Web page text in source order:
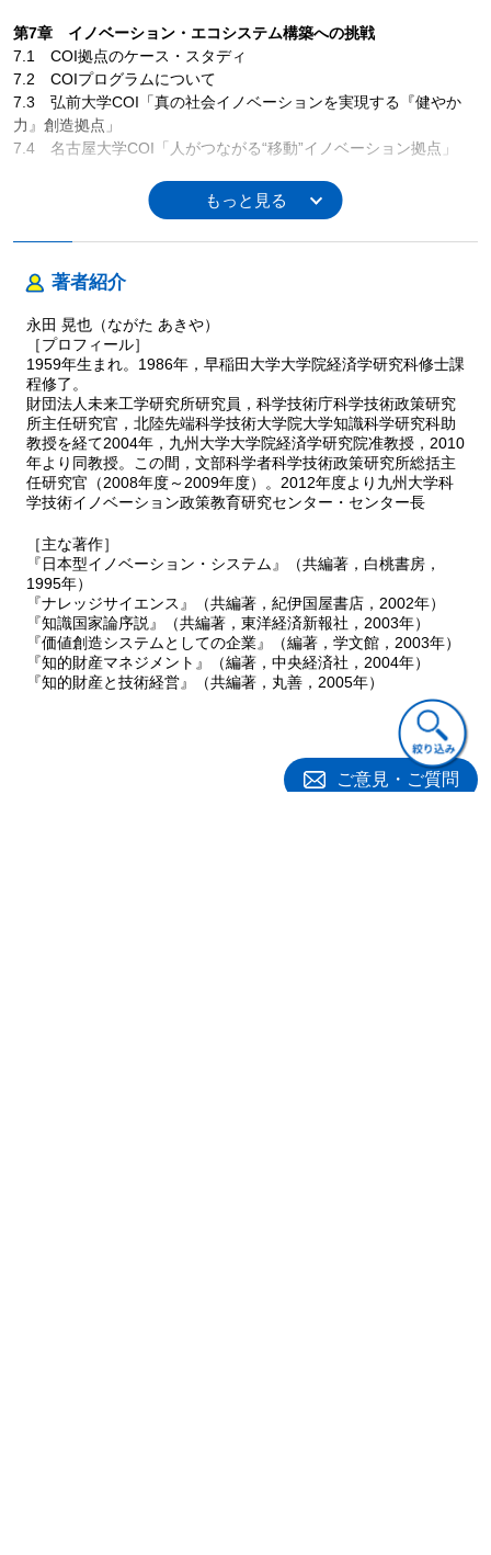
第7章 イノベーション・エコシステム構築への挑戦
7.1 COI拠点のケース・スタディ
7.2 COIプログラムについて
7.3 弘前大学COI「真の社会イノベーションを実現する『健やか
力』創造拠点」
7.4 名古屋大学COI「人がつながる“移動”イノベーション拠点」
第8章 イノベーション・エコシステムの構築をめぐる事業評価に
8.1 ここまでの経路
8.3 評価項目の検討
付記：共創の場の形成に向けて
著者紹介
永田 晃也（ながた あきや）
［プロフィール］
1959年生まれ。1986年，早稲田大学大学院経済学研究科修士課
程修了。
財団法人未来工学研究所研究員，科学技術庁科学技術政策研究
所主任研究官，北陸先端科学技術大学院大学知識科学研究科助
教授を経て2004年，九州大学大学院経済学研究院准教授，2010
年より同教授。この間，文部科学者科学技術政策研究所総括主
任研究官（2008年度～2009年度）。2012年度より九州大学科
学技術イノベーション政策教育研究センター・センター長
［主な著作］
『日本型イノベーション・システム』（共編著，白桃書房，
1995年）
『ナレッジサイエンス』（共編著，紀伊国屋書店，2002年）
『知識国家論序説』（共編著，東洋経済新報社，2003年）
『価値創造システムとしての企業』（編著，学文館，2003年）
『知的財産マネジメント』（編著，中央経済社，2004年）
『知的財産と技術経営』（共編著，丸善，2005年）
ご意見・ご質問